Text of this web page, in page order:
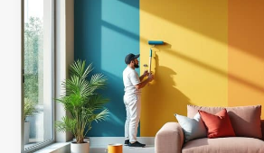
avantages
la
peinture
monocouche
pour